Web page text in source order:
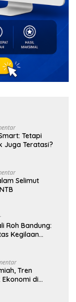
Tetapi
Juga Teratasi?
Selimut
Roh Bandung:
Kegilaan
Tren
Ekonomi di